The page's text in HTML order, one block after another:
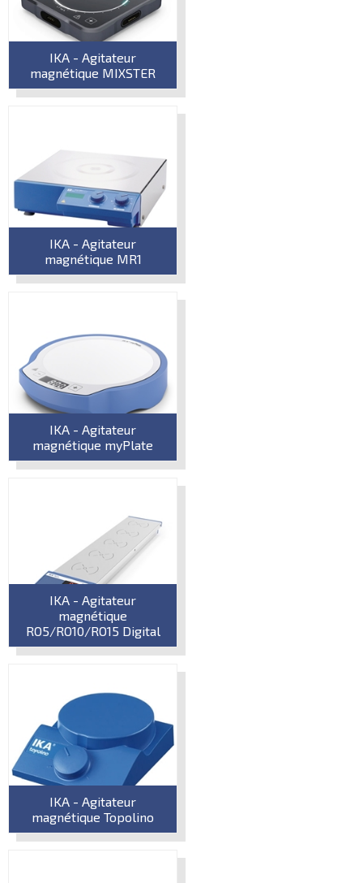
IKA - Agitateur
magnétique MIXSTER
IKA - Agitateur
magnétique MR1
IKA - Agitateur
magnétique myPlate
IKA - Agitateur
magnétique
RO5/RO10/RO15 Digital
IKA - Agitateur
magnétique Topolino